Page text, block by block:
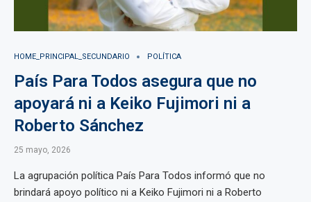
HOME_PRINCIPAL_SECUNDARIO POLÍTICA
País Para Todos asegura que no
apoyará ni a Keiko Fujimori ni a
Roberto Sánchez
25 mayo, 2026
La agrupación política País Para Todos informó que no
brindará apoyo político ni a Keiko Fujimori ni a Roberto